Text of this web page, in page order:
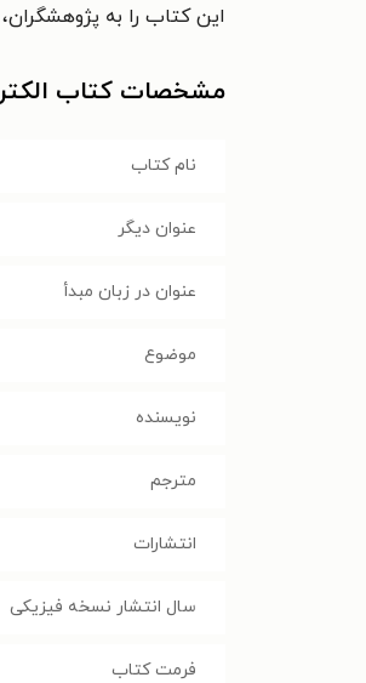
این کتاب را به
مشخصات کتاب
نام کتاب
عنوان دیگر
عنوان در زبان مبدأ
موضوع
نویسنده
مترجم
انتشارات
سال انتشار نسخه فیزیکی
فرمت کتاب